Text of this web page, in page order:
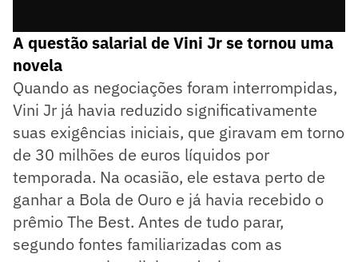
A questão salarial de Vini Jr se tornou uma
novela
Quando as negociações foram interrompidas,
Vini Jr já havia reduzido significativamente
suas exigências iniciais, que giravam em torno
de 30 milhões de euros líquidos por
temporada. Na ocasião, ele estava perto de
ganhar a Bola de Ouro e já havia recebido o
prêmio The Best. Antes de tudo parar,
segundo fontes familiarizadas com as